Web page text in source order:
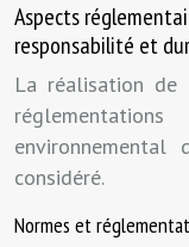
Aspects
responsabilité et
La réalisation de
réglementations
considéré.
Normes et